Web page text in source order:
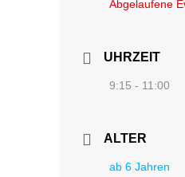
Abgelaufene
UHRZEIT
9:15 - 11:00
ALTER
ab 6 Jahren